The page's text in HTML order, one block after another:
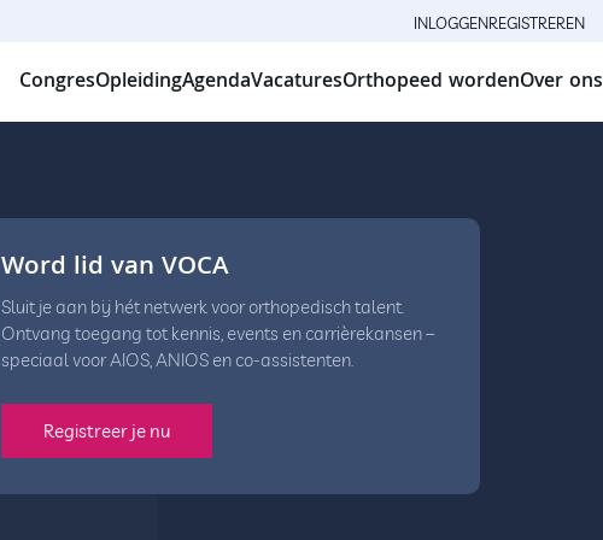
INLOGGENREGISTREREN
CongresOpleidingAgendaVacaturesOrthopeed wordenOver ons
Word lid van VOCA
Sluit je aan bij hét netwerk voor orthopedisch talent.
Ontvang toegang tot kennis, events en carrièrekansen –
speciaal voor AIOS, ANIOS en co-assistenten.
Registreer je nu